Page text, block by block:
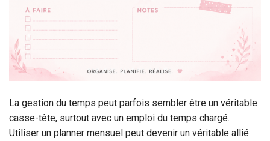
La gestion du temps peut parfois sembler être un véritable
casse-tête, surtout avec un emploi du temps chargé.
Utiliser un planner mensuel peut devenir un véritable allié